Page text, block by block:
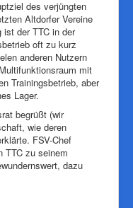
des verjüngten
Altdorfer Vereine
der TTC in der
oft zu kurz
anderen Nutzern
mit
Trainingsbetrieb, aber
Lager.
begrüßt (wir
wie deren
FSV-Chef
TTC zu seinem
dazu